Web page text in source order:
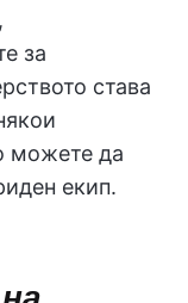
за
става
можете да
екип.